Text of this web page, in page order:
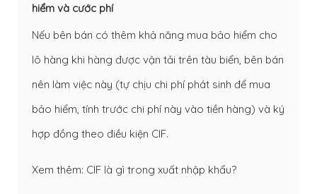
hiểm và cước phí
Nếu bên bán có thêm khả năng mua bảo hiểm cho
lô hàng khi hàng được vận tải trên tàu biển, bên bán
nên làm việc này (tự chịu chi phí phát sinh để mua
bảo hiểm, tính trước chi phí này vào tiền hàng) và ký
hợp đồng theo điều kiện CIF.
Xem thêm: CIF là gì trong xuất nhập khẩu?